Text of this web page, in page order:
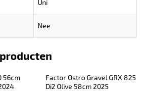
Uni
Nee
56cm
Factor Ostro Gravel GRX 825
Di2 Olive 58cm 2025